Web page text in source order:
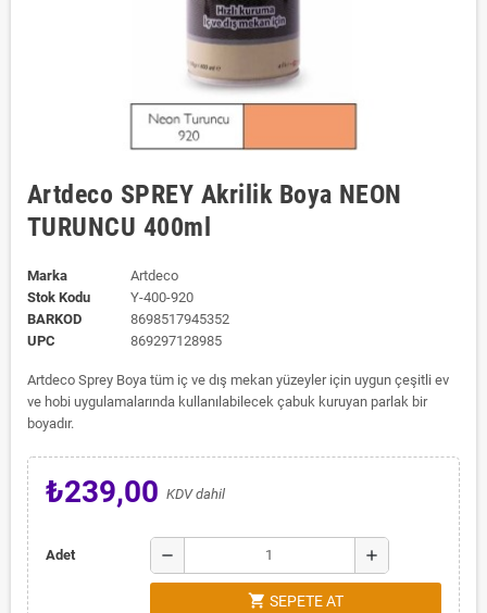
Artdeco SPREY Akrilik Boya NEON
TURUNCU 400ml
Marka
Artdeco
Stok Kodu
Y-400-920
BARKOD
8698517945352
UPC
869297128985
Artdeco Sprey Boya tüm iç ve dış mekan yüzeyler için uygun çeşitli ev
ve hobi uygulamalarında kullanılabilecek çabuk kuruyan parlak bir
boyadır.
₺239,00 KDV dahil
Adet remove add
shopping_cart SEPETE AT